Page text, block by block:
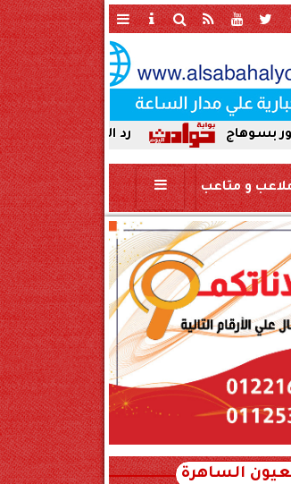
رد الجميل لأصحاب العطاء.
و متاعب
الساهرة